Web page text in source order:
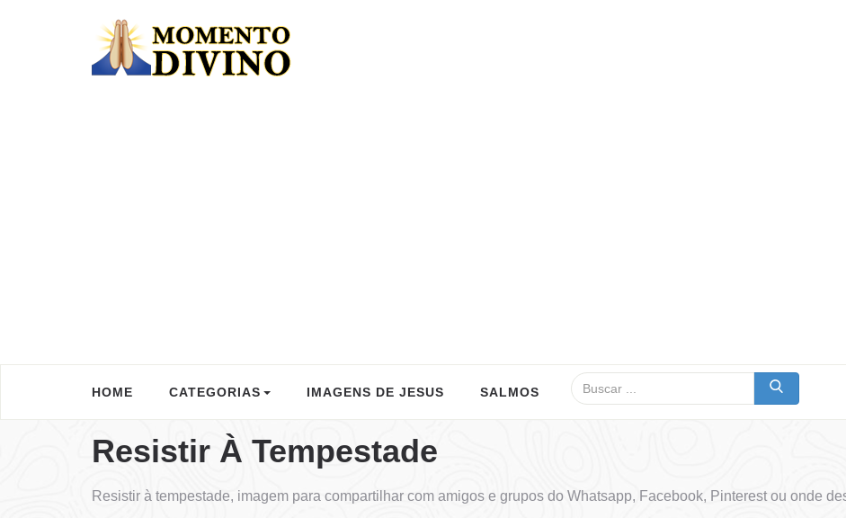
HOME CATEGORIAS IMAGENS DE JESUS SALMOS
Resistir À Tempestade
Resistir à tempestade, imagem para compartilhar com amigos e grupos do Whatsapp, Facebook, Pinterest ou onde